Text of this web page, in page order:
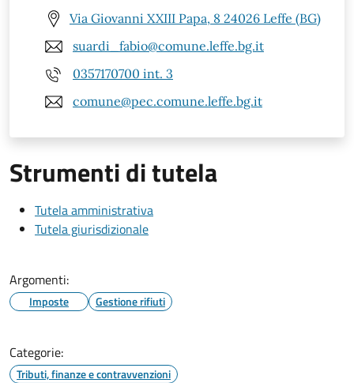
Via Giovanni XXIII Papa, 8 24026 Leffe (BG)
suardi_fabio@comune.leffe.bg.it
0357170700 int. 3
comune@pec.comune.leffe.bg.it
Strumenti di tutela
Tutela amministrativa
Tutela giurisdizionale
Argomenti:
Imposte Gestione rifiuti
Categorie:
Tributi, finanze e contravvenzioni